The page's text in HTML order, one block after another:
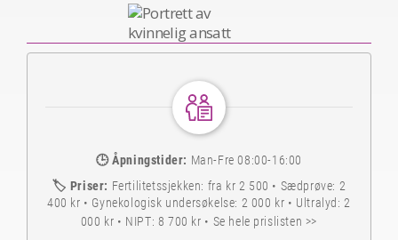
🕒 Åpningstider: Man-Fre 08:00-16:00
🏷️ Priser: Fertilitetssjekken: fra kr 2 500 • Sædprøve: 2
400 kr • Gynekologisk undersøkelse: 2 000 kr • Ultralyd: 2
000 kr • NIPT: 8 700 kr • Se hele prislisten >>